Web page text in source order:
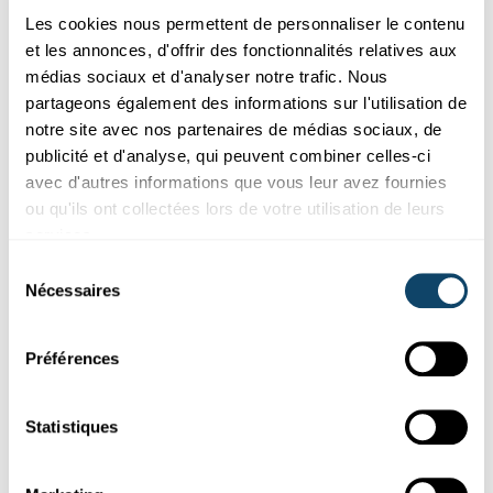
Les cookies nous permettent de personnaliser le contenu
et les annonces, d'offrir des fonctionnalités relatives aux
médias sociaux et d'analyser notre trafic. Nous
partageons également des informations sur l'utilisation de
notre site avec nos partenaires de médias sociaux, de
publicité et d'analyse, qui peuvent combiner celles-ci
avec d'autres informations que vous leur avez fournies
ou qu'ils ont collectées lors de votre utilisation de leurs
Nécessaires
Préférences
Statistiques
des compétences en codage et une expertise pratique.
Cette plateforme permet aux étudiants d’apprendre le
langage ROS2 à travers des scénarios ludiques et
immersifs. Les joueurs progressent à travers différents
niveaux où ils doivent appliquer les commandes ROS2
pour résoudre des tâches. À la fin du programme, ils sont
capables de coder des commandes simples pour un
robot ROS2.
Nouveau rapport statistique : Les
communes du Luxembourg en
chiffres